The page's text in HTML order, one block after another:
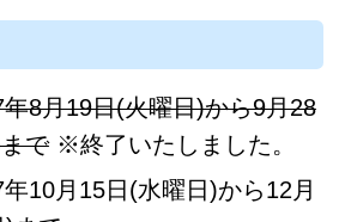
8月19日(火曜日)から9月28
で※終了いたしました。
10月15日(水曜日)から12月